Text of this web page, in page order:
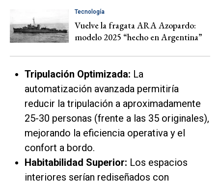
Tecnología
Vuelve la fragata ARA Azopardo:
modelo 2025 “hecho en Argentina”
Tripulación Optimizada: La
automatización avanzada permitiría
reducir la tripulación a aproximadamente
25-30 personas (frente a las 35 originales),
mejorando la eficiencia operativa y el
confort a bordo.
Habitabilidad Superior: Los espacios
interiores serían rediseñados con